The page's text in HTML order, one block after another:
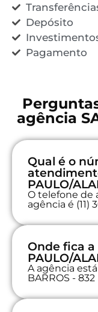
Depósito
Pagamento
agência
Qual é o
PAULO/
O telefone de
agência é (11)
Onde fica a
PAULO/
A agência
BARROS - 832